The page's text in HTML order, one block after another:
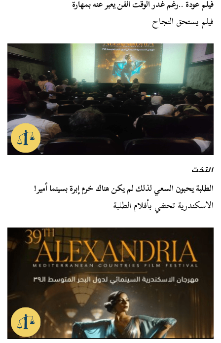
فيلم عودة ..رغم غدر الوقت الفن يعبر عنه بمهارة
فيلم يستحق النجاح
التخت
الطلبة يحبون السعي لذلك لم يكن هناك خرم إبرة بسينما أمير!
الاسكندرية تحتفي بأفلام الطلبة